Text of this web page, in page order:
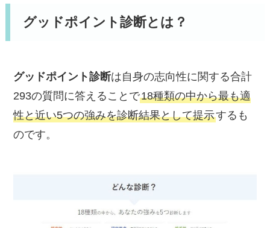
グッドポイント診断とは？
グッドポイント診断は自身の志向性に関する合計
293の質問に答えることで18種類の中から最も適
性と近い5つの強みを診断結果として提示するも
のです。